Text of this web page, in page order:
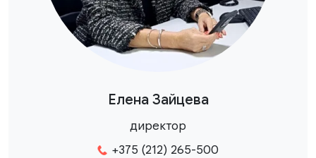
Елена Зайцева
директор
+375 (212) 265-500